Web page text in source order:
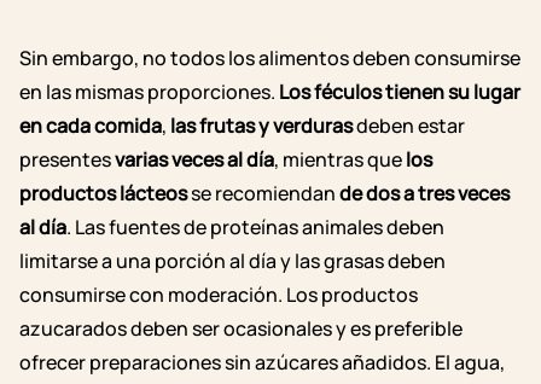
Sin embargo, no todos los alimentos deben consumirse
en las mismas proporciones. Los féculos tienen su lugar
en cada comida, las frutas y verdurasdeben estar
presentesvarias veces al día, mientras quelos
productos lácteosse recomiendande dos a tres veces
al día. Las fuentes de proteínas animales deben
limitarse a una porción al día y las grasas deben
consumirse con moderación. Los productos
azucarados deben ser ocasionales y es preferible
ofrecer preparaciones sin azúcares añadidos. El agua,